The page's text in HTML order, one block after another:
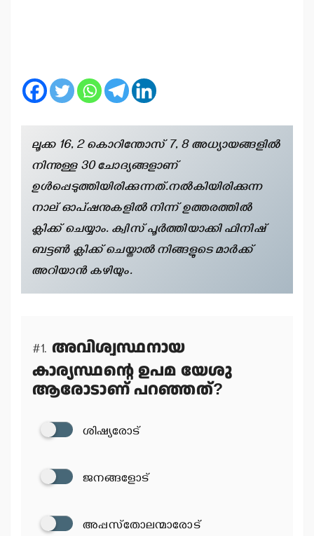
ലൂക്ക 16, 2 കൊറിന്തോസ് 7, 8 അധ്യായങ്ങളില്‍
നിന്നുള്ള 30 ചോദ്യങ്ങളാണ്
ഉള്‍പ്പെടുത്തിയിരിക്കുന്നത്.നല്‍കിയിരിക്കുന്ന
നാല് ഓപ്ഷനുകളില്‍ നിന്ന് ഉത്തരത്തില്‍
ക്ലിക്ക് ചെയ്യാം. ക്വിസ് പൂര്‍ത്തിയാക്കി ഫിനിഷ്
ബട്ടണ്‍ ക്ലിക്ക് ചെയ്താല്‍ നിങ്ങളുടെ മാര്‍ക്ക്
അറിയാന്‍ കഴിയും.
#1. അവിശ്വസ്ഥനായ
കാര്യസ്ഥന്റെ ഉപമ യേശു
ആരോടാണ് പറഞ്ഞത്?
ശിഷ്യരോട്
ജനങ്ങളോട്
അപ്പസ്‌തോലന്മാരോട്